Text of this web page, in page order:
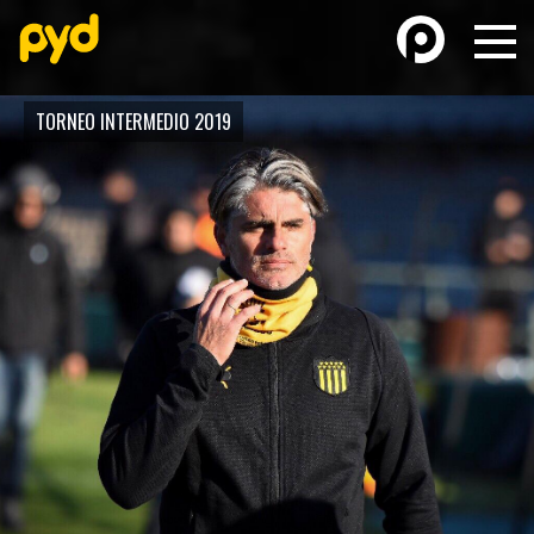
BASKETBALL FÚTBOL FEMENINO
FUTSAL FUTSAL FEMENINO
TORNEO INTERMEDIO 2019